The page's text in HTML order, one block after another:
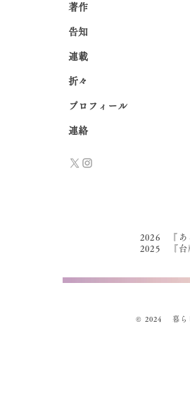
著作
告知
連載
折々
プロフィール
連絡
2026 『あ
2025 『台
© 2024 暮ら